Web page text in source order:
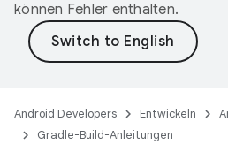
können Fehler enthalten.
Android Developers Entwickeln
Gradle-Build-Anleitungen